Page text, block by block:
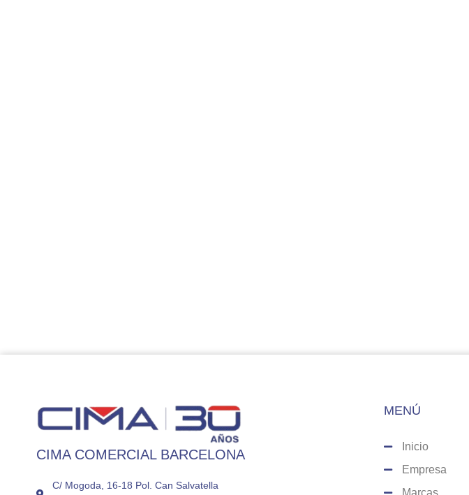
CIMA COMERCIAL BARCELONA
C/ Mogoda, 16-18 Pol. Can Salvatella
MENÚ
Inicio
Empresa